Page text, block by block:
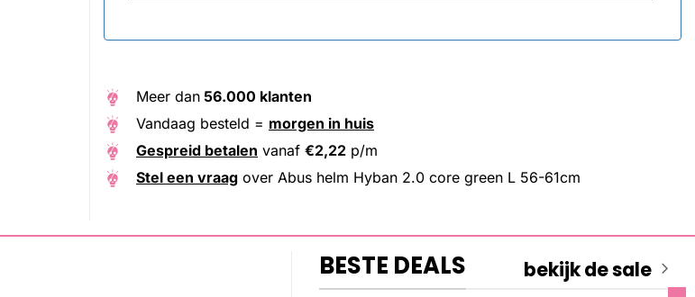
Meer dan 56.000 klanten
Vandaag besteld = morgen in huis
Gespreid betalen vanaf €2,22 p/m
Stel een vraag over Abus helm Hyban 2.0 core green L 56-61cm
BESTE DEALS bekijk de sale